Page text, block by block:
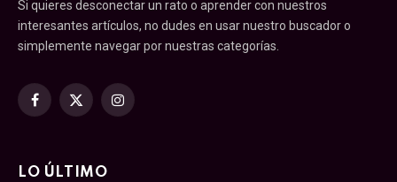
Si quieres desconectar un rato o aprender con nuestros
interesantes artículos, no dudes en usar nuestro buscador o
simplemente navegar por nuestras categorías.
Facebook
X
Instagram
LO ÚLTIMO